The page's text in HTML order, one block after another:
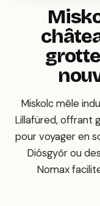
Miskolc mêle
Lillafüred, offrant
pour voyager en
Diósgyőr ou
Nomax